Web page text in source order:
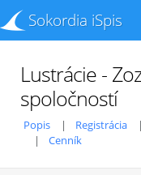
Sokordia iSpis
Lustrácie -
spoločností
Popis Registrácia
Cenník